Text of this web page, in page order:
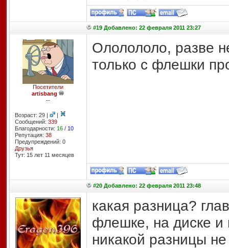
#19 Добавлено: 22 февраля 2011 23:27
Посетители
artisbang
--
Возраст: 29 |
|
Сообщений: 339
Благодарности: 16/ 10
Репутация: 38
Предупреждений: 0
Друзья
Тут: 15 лет 11 месяцев
Ололололо, разве
только с флешки
#20 Добавлено: 22 февраля 2011 23:48
какая разница?
флешке, на диске и
никакой разницы